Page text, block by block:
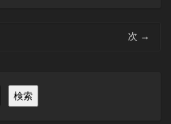
次 →
検索